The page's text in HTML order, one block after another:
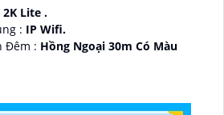
2K Lite .
👍 Công Nghệ Sử Dụng : IP Wifi.
🌙 Khoảng Cách Ban Đêm : Hồng Ngoại 30m Có Màu